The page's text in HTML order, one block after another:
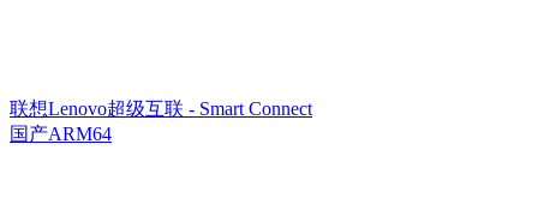
联想Lenovo超级互联 - Smart Connect
国产ARM64